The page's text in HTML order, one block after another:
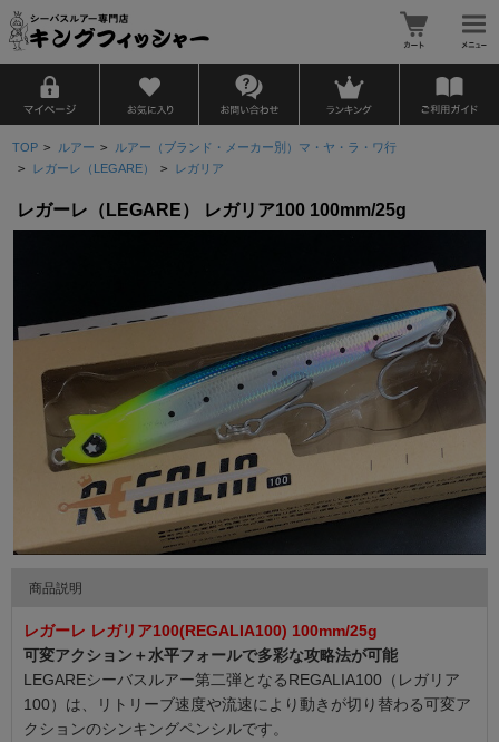
TOP > ルアー > ルアー（ブランド・メーカー別）マ・ヤ・ラ・ワ行
> レガーレ（LEGARE） > レガリア
レガーレ（LEGARE） レガリア100 100mm/25g
商品説明
レガーレ レガリア100(REGALIA100) 100mm/25g
可変アクション＋水平フォールで多彩な攻略法が可能
LEGAREシーバスルアー第二弾となるREGALIA100（レガリア
100）は、リトリーブ速度や流速により動きが切り替わる可変ア
クションのシンキングペンシルです。